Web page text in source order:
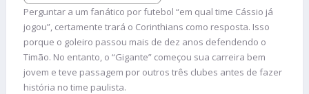
Perguntar a um fanático por futebol “em qual time Cássio já
jogou”, certamente trará o Corinthians como resposta. Isso
porque o goleiro passou mais de dez anos defendendo o
Timão. No entanto, o “Gigante” começou sua carreira bem
jovem e teve passagem por outros três clubes antes de fazer
história no time paulista.